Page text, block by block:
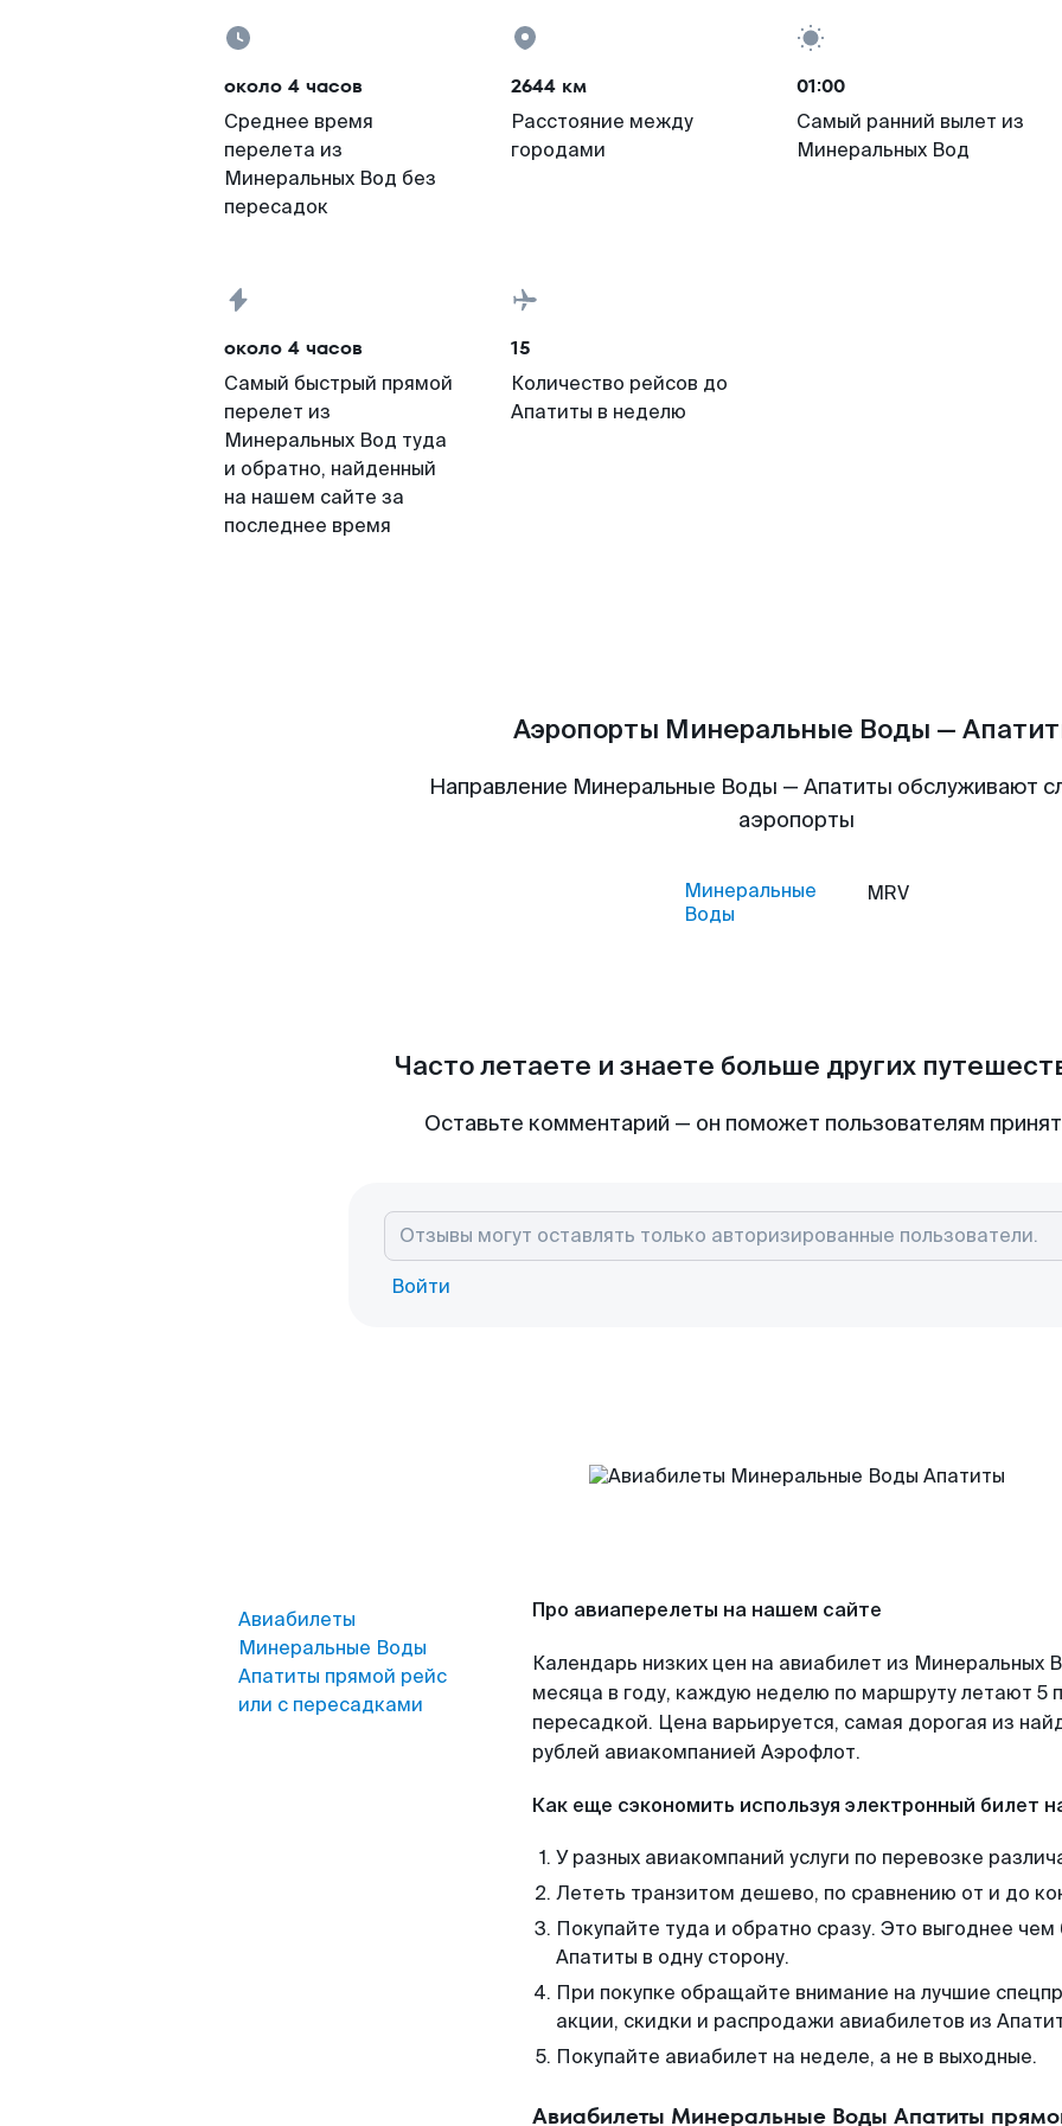
около 4 часов
Среднее время
перелета из
Минеральных Вод без
пересадок
2644 км
Расстояние между
городами
01:00
Самый ранний вылет из
Минеральных Вод
около 4 часов
Самый быстрый прямой
перелет из
Минеральных Вод туда
и обратно, найденный
на нашем сайте за
последнее время
15
Количество рейсов до
Апатиты в неделю
Аэропорты Минеральные Воды —
Направление Минеральные Воды — Апатиты обслуживают
аэропорты
Минеральные
Воды
MRV
Часто летаете и знаете больше других
Оставьте комментарий — он поможет пользователям
Войти
Авиабилеты
Минеральные Воды
Апатиты прямой рейс
или с пересадками
Про авиаперелеты на нашем сайте
Календарь низких цен на авиабилет из Минеральных
месяца в году, каждую неделю по маршруту летают 5
пересадкой. Цена варьируется, самая дорогая из
рублей авиакомпанией Аэрофлот.
Как еще сэкономить используя электронный билет
У разных авиакомпаний услуги по перевозке
Лететь транзитом дешево, по сравнению от и до
Покупайте туда и обратно сразу. Это выгоднее
Апатиты в одну сторону.
При покупке обращайте внимание на лучшие
акции, скидки и распродажи авиабилетов из
Покупайте авиабилет на неделе, а не в выходные.
Авиабилеты Минеральные Воды Апатиты